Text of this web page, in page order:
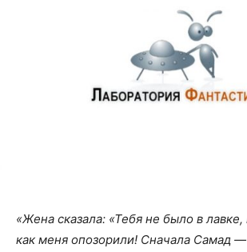
«Жена сказала: «Тебя не было в
как меня опозорили! Сначала Самад